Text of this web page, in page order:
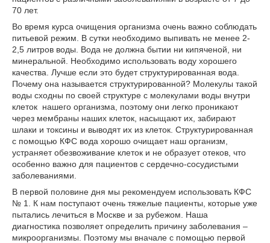
70 лет.
Во время курса очищения организма очень важно соблюдать
питьевой режим. В сутки необходимо выпивать не менее 2-
2,5 литров воды. Вода не должна бытии ни кипяченой, ни
минеральной. Необходимо использовать воду хорошего
качества. Лучше если это будет структурированная вода.
Почему она называется структурированной? Молекулы такой
воды сходны по своей структуре с молекулами воды внутри
клеток нашего организма, поэтому они легко проникают
через мембраны наших клеток, насыщают их, забирают
шлаки и токсины и выводят их из клеток. Структурированная
с помощью КФС вода хорошо очищает наш организм,
устраняет обезвоживание клеток и не образует отеков, что
особенно важно для пациентов с сердечно-сосудистыми
заболеваниями.
В первой половине дня мы рекомендуем использовать КФС
№ 1. К нам поступают очень тяжелые пациенты, которые уже
пытались лечиться в Москве и за рубежом. Наша
диагностика позволяет определить причину заболевания –
микроорганизмы. Поэтому мы вначале с помощью первой